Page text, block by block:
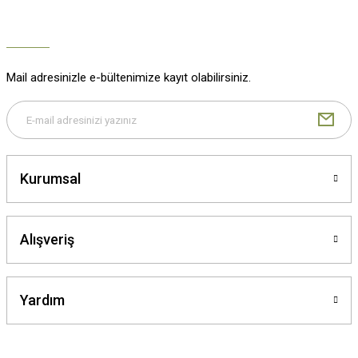
Mail adresinizle e-bültenimize kayıt olabilirsiniz.
Kurumsal
Alışveriş
Yardım